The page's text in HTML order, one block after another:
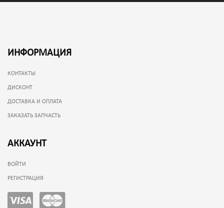
ИНФОРМАЦИЯ
КОНТАКТЫ
ДИСКОНТ
ДОСТАВКА И ОПЛАТА
ЗАКАЗАТЬ ЗАПЧАСТЬ
АККАУНТ
ВОЙТИ
РЕГИСТРАЦИЯ